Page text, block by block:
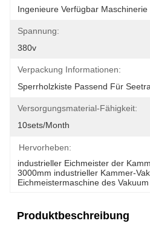
Ingenieure Verfügbar
Spannung:
380v
Verpackung Informationen:
Sperrholzkiste Passend Für
Versorgungsmaterial-Fähigkeit:
10sets/month
Hervorheben:
industrieller Eichmeister der
3000mm industrieller Kammer-
Eichmeistermaschine des
Produktbeschreibung